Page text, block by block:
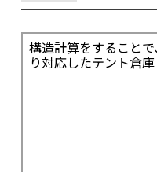
構造計算をすること
り対応したテント倉庫